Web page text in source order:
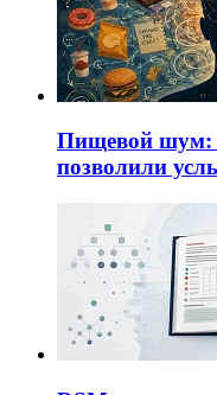
Пищевой шум:
позволили